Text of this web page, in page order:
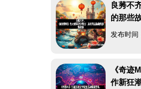
良莠不
的那些
发布时
《奇迹
作新狂潮